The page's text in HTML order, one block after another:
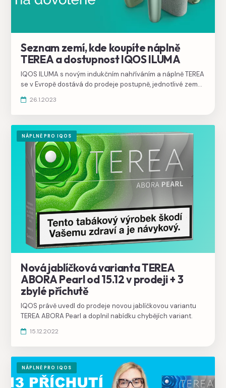
Seznam zemí, kde koupíte náplně
TEREA a dostupnost IQOS ILUMA
IQOS ILUMA s novým indukčním nahříváním a náplně TEREA
se v Evropě dostává do prodeje postupně, jednotlivé země
26.1.2023
NÁPLNĚ PRO IQOS
Nová jablíčková varianta TEREA
ABORA Pearl od 15.12 v prodeji + 3
zbylé příchutě
IQOS právě uvedl do prodeje novou jablíčkovou variantu
TEREA ABORA Pearl a doplnil nabídku chybějích variant.
15.12.2022
NÁPLNĚ PRO IQOS